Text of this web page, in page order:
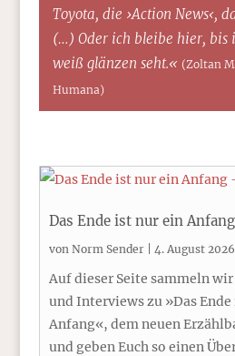
Toyota, die ›Action News‹,
(…) Oder ich bleibe hier, bis
weiß glänzen seht.« (Zoltan
Humana)
Das Ende ist nur ein
von Norm Sender| 4. August 2026
Auf dieser Seite sammeln
und Interviews zu »Das
Anfang«, dem neuen
und geben Euch so einen